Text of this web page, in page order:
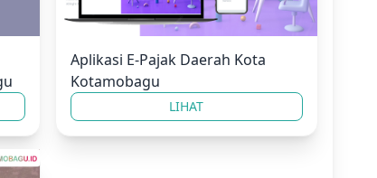
Aplikasi E-Pajak Daerah Kota
Kotamobagu
LIHAT